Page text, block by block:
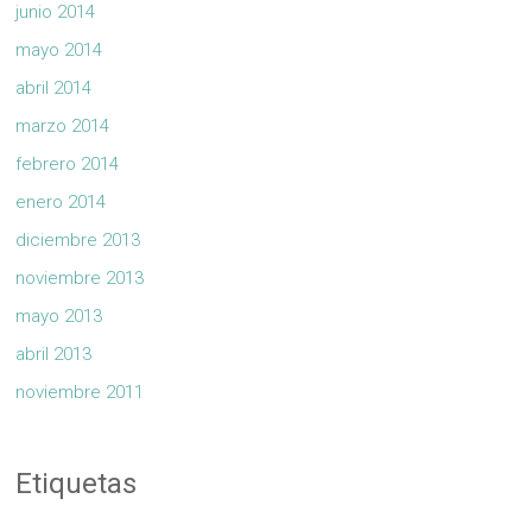
junio 2014
mayo 2014
abril 2014
marzo 2014
febrero 2014
enero 2014
diciembre 2013
noviembre 2013
mayo 2013
abril 2013
noviembre 2011
Etiquetas